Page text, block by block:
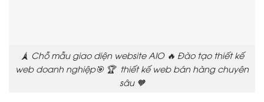
🗼 Chỗ mẫu giao diện website AIO 🔥 Đào tạo thiết kế
web doanh nghiệp🎯 🏆 thiết kế web bán hàng chuyên
sâu 🧡